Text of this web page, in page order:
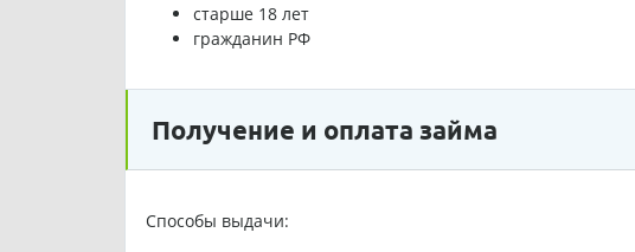
старше 18 лет
гражданин РФ
Получение и оплата займа
Способы выдачи: